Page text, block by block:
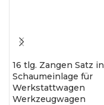
16 tlg. Zangen Satz in
Schaumeinlage für
Werkstattwagen
Werkzeugwagen